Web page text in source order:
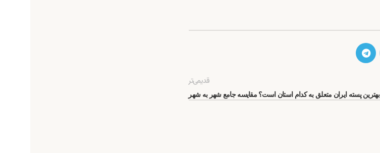
قدیمی‌تر
بهترین پسته ایران متعلق به کدام استان است؟ مقایسه جامع شهر به شهر